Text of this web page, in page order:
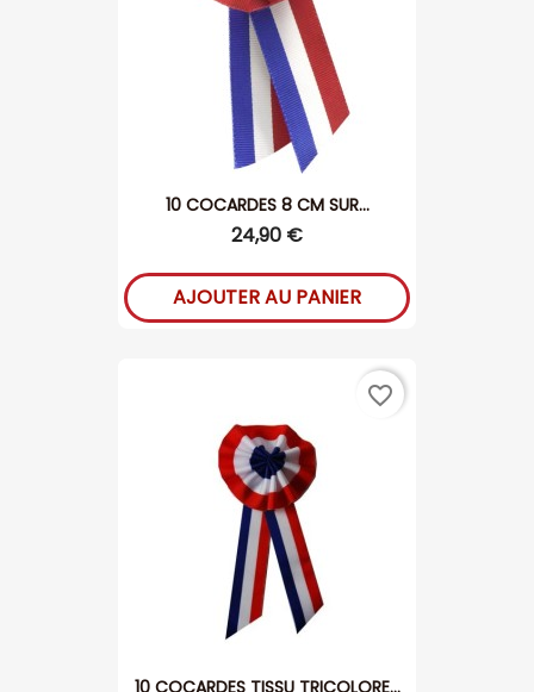
10 COCARDES 8 CM SUR...
24,90 €
AJOUTER AU PANIER
favorite_border